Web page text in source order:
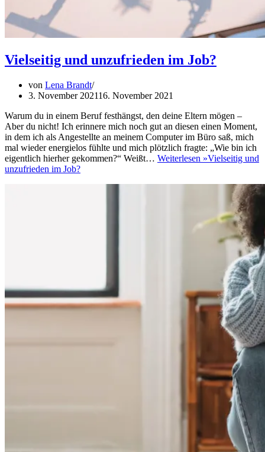
Vielseitig und unzufrieden im Job?
von Lena Brandt
3. November 202116. November 2021
Warum du in einem Beruf festhängst, den deine Eltern mögen –
Aber du nicht! Ich erinnere mich noch gut an diesen einen Moment,
in dem ich als Angestellte an meinem Computer im Büro saß, mich
mal wieder energielos fühlte und mich plötzlich fragte: „Wie bin ich
eigentlich hierher gekommen?“ Weißt… Weiterlesen »Vielseitig und
unzufrieden im Job?